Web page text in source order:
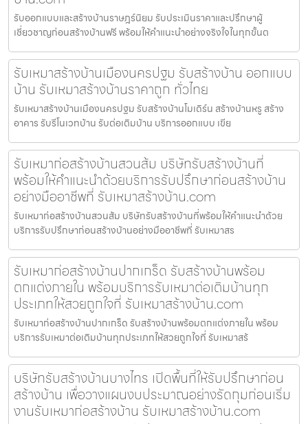
รับออกแบบและสร้างบ้านราษฎร์นิยม รับประเมินราคาและปรึกษาผู้
เชี่ยวชาญก่อนสร้างบ้านฟรี พร้อมให้คำแนะนำอย่างจริงใจในทุกขั้นต
รับเหมาสร้างบ้านเมืองนครปฐม รับสร้างบ้าน ออกแบบ
บ้าน รับเหมาสร้างบ้านราคาถูก ทั่วไทย
รับเหมาสร้างบ้านเมืองนครปฐม รับสร้างบ้านโมเดิร์น สร้างบ้านหรู สร้าง
อาคาร รับรีโนเวทบ้าน รับต่อเติมบ้าน บริการออกแบบ เขีย
รับเหมาก่อสร้างบ้านสวนส้ม บริษัทรับสร้างบ้านที่
พร้อมให้คำแนะนำด้วยบริการรับปรึกษาก่อนสร้างบ้าน
อย่างมืออาชีพที่ รับเหมาสร้างบ้าน.com
รับเหมาก่อสร้างบ้านสวนส้ม บริษัทรับสร้างบ้านที่พร้อมให้คำแนะนำด้วย
บริการรับปรึกษาก่อนสร้างบ้านอย่างมืออาชีพที่ รับเหมาสร
รับเหมาก่อสร้างบ้านปากเกร็ด รับสร้างบ้านพร้อม
ตกแต่งภายใน พร้อมบริการรับเหมาต่อเติมบ้านทุก
ประเภทให้สวยถูกใจที่ รับเหมาสร้างบ้าน.com
รับเหมาก่อสร้างบ้านปากเกร็ด รับสร้างบ้านพร้อมตกแต่งภายใน พร้อม
บริการรับเหมาต่อเติมบ้านทุกประเภทให้สวยถูกใจที่ รับเหมาสร้
บริษัทรับสร้างบ้านบางไทร เปิดพื้นที่ให้รับปรึกษาก่อน
สร้างบ้าน เพื่อวางแผนงบประมาณอย่างรัดกุมก่อนเริ่ม
งานรับเหมาก่อสร้างบ้าน รับเหมาสร้างบ้าน.com